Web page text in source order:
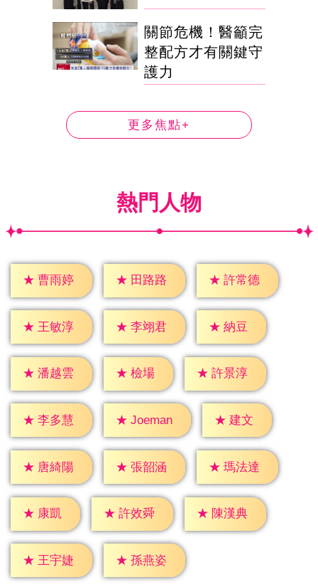
關節危機！醫籲完
整配方才有關鍵守
護力
更多焦點+
熱門人物
★ 曹雨婷 ★ 田路路 ★ 許常德
★ 王敏淳 ★ 李翊君 ★ 納豆
★ 潘越雲 ★ 檢場 ★ 許景淳
★ 李多慧 ★ Joeman ★ 建文
★ 唐綺陽 ★ 張韶涵 ★ 瑪法達
★ 康凱 ★ 許效舜 ★ 陳漢典
★ 王宇婕 ★ 孫燕姿